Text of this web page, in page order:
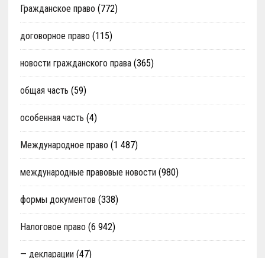
Гражданское право (772)
договорное право (115)
новости гражданского права(365)
общая часть (59)
особенная часть (4)
Международное право (1 487)
международные правовые новости (980)
формы документов (338)
Налоговое право (6 942)
— декларации (47)